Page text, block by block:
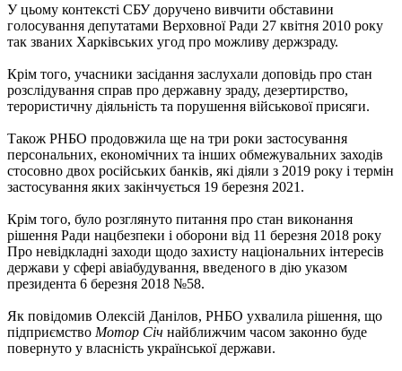
У цьому контексті СБУ доручено вивчити обставини
голосування депутатами Верховної Ради 27 квітня 2010 року
так званих Харківських угод про можливу держзраду.
Крім того, учасники засідання заслухали доповідь про стан
розслідування справ про державну зраду, дезертирство,
терористичну діяльність та порушення військової присяги.
Також РНБО продовжила ще на три роки застосування
персональних, економічних та інших обмежувальних заходів
стосовно двох російських банків, які діяли з 2019 року і термін
застосування яких закінчується 19 березня 2021.
Крім того, було розглянуто питання про стан виконання
рішення Ради нацбезпеки і оборони від 11 березня 2018 року
Про невідкладні заходи щодо захисту національних інтересів
держави у сфері авіабудування, введеного в дію указом
президента 6 березня 2018 №58.
Як повідомив Олексій Данілов, РНБО ухвалила рішення, що
підприємство Мотор Січ найближчим часом законно буде
повернуто у власність української держави.